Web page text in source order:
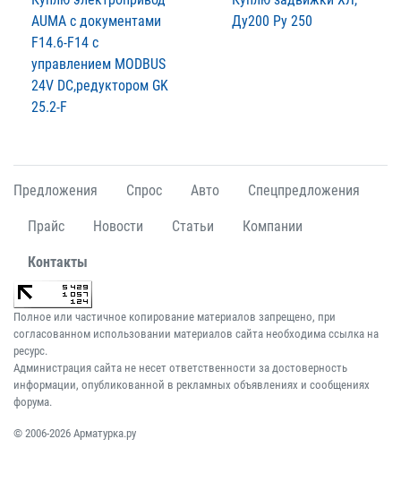
AUMA c документами
F14.6-F14 с
управлением MODBUS
24V DC,редуктором GK
25.2-F
Ду200 Ру 250
Предложения Спрос Авто Спецпредложения
Прайс Новости Статьи Компании
Контакты
Полное или частичное копирование материалов запрещено, при
согласованном использовании материалов сайта необходима ссылка на
ресурс.
Администрация сайта не несет ответственности за достоверность
информации, опубликованной в рекламных объявлениях и сообщениях
форума.
© 2006-2026 Арматурка.ру